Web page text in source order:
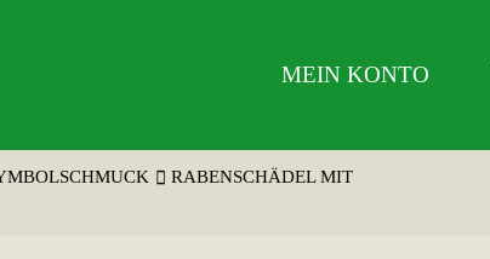
MEIN KONTO
RABENSCHÄDEL MIT